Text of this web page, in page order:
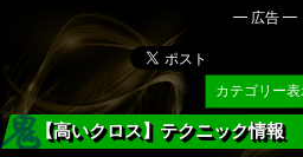
━ 広告 ━
カテゴリー
【高いクロス】テクニック情報